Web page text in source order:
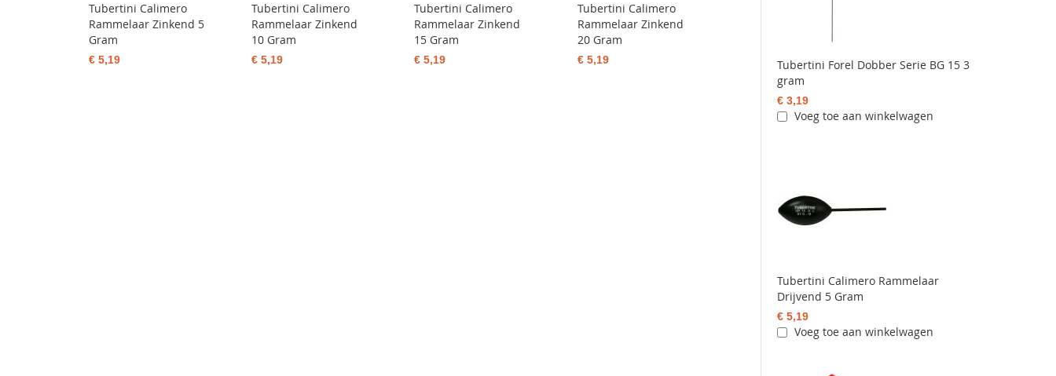
Tubertini Forel Dobber Serie BG 15 3
gram
€ 3,19
Voeg toe aan winkelwagen
Tubertini Calimero Rammelaar
Drijvend 5 Gram
€ 5,19
Voeg toe aan winkelwagen
Tubertini Calimero
Rammelaar Zinkend 5
Gram
€ 5,19
Tubertini Calimero
Rammelaar Zinkend
10 Gram
€ 5,19
Tubertini Calimero
Rammelaar Zinkend
15 Gram
€ 5,19
Tubertini Calimero
Rammelaar Zinkend
20 Gram
€ 5,19